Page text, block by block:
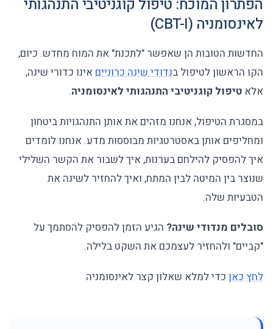
הפתרון המוכח: טיפול קוגניטיבי התנהגותי
לאינסומניה (CBT-I)
החדשות הטובות הן שאפשר "לתכנת" את המוח מחדש. כיום,
הקו הראשון לטיפול בנדודי שינה כרונייםאינו כדורי שינה,
אלא טיפול קוגניטיבי התנהגותי לאינסומניה.
במסגרת הטיפול, אנחנו מזהים את אותן התנהגויות ביטחון
ומחליפים אותן באסטרטגיות מבוססות מדע. אנחנו לומדים
איך להפסיק להילחם בערנות, איך לשבור את הקשר השלילי
שנוצר בין המיטה לבין המתח, ואיך להחזיר לשינה את
הטבעיות שלה.
סובלים מנדודי שינה? הגיע הזמן להפסיק להסתמך על
"קביים" ולהחזיר לעצמכם את השקט בלילה.
לחץ כאן כדי למלא שאלון קצר לאינסומניה